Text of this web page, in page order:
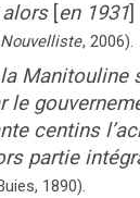
[en 1931]
, 2006).
Manitouline
le
centins
partie
, 1890).